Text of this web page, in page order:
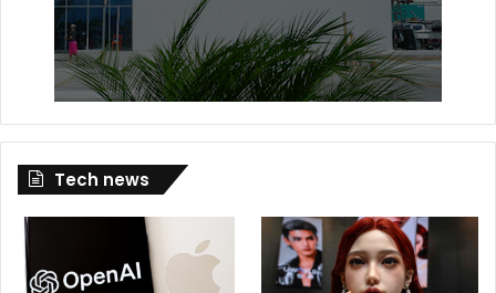
Tech news